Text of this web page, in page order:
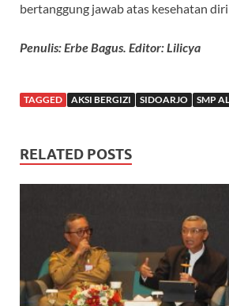
bertanggung jawab atas kesehatan
Penulis: Erbe Bagus. Editor: Lilicya
TAGGED AKSI BERGIZI SIDOARJO SMP
RELATED POSTS